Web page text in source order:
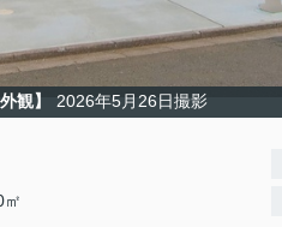
外観】 2026年5月26日撮影